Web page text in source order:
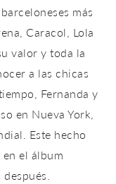
más
Caracol, Lola
valor y toda la
a las chicas
Fernanda y
en Nueva York,
Este hecho
el álbum